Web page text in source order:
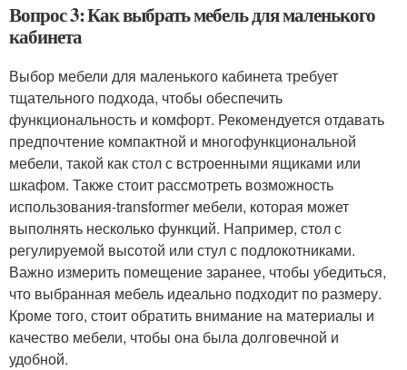
Вопрос 3: Как выбрать мебель для маленького
кабинета
Выбор мебели для маленького кабинета требует
тщательного подхода, чтобы обеспечить
функциональность и комфорт. Рекомендуется отдавать
предпочтение компактной и многофункциональной
мебели, такой как стол с встроенными ящиками или
шкафом. Также стоит рассмотреть возможность
использования-transformer мебели, которая может
выполнять несколько функций. Например, стол с
регулируемой высотой или стул с подлокотниками.
Важно измерить помещение заранее, чтобы убедиться,
что выбранная мебель идеально подходит по размеру.
Кроме того, стоит обратить внимание на материалы и
качество мебели, чтобы она была долговечной и
удобной.